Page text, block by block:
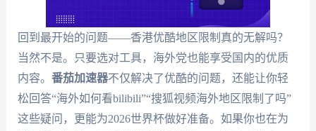
回到最开始的问题——香港优酷地区限制真的无解吗？
当然不是。只要选对工具，海外党也能享受国内的优质
内容。 番茄加速器不仅解决了优酷的问题，还能让你轻
松回答“海外如何看bilibili”“搜狐视频海外地区限制了吗”
这些疑问，更能为2026世界杯做好准备。如果你也在为